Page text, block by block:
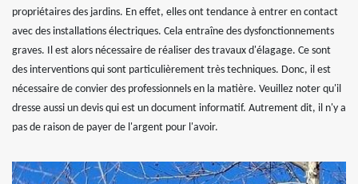
propriétaires des jardins. En effet, elles ont tendance à entrer en contact
avec des installations électriques. Cela entraîne des dysfonctionnements
graves. Il est alors nécessaire de réaliser des travaux d'élagage. Ce sont
des interventions qui sont particulièrement très techniques. Donc, il est
nécessaire de convier des professionnels en la matière. Veuillez noter qu'il
dresse aussi un devis qui est un document informatif. Autrement dit, il n'y a
pas de raison de payer de l'argent pour l'avoir.